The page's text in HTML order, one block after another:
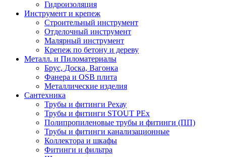
Гидроизоляция
Инструмент и крепеж
Строительный инструмент
Отделочный инструмент
Малярный инструмент
Крепеж по бетону и дереву
Металл. и Пиломатериалы
Брус, Доска, Вагонка
Фанера и OSB плита
Металлические изделия
Сантехника
Трубы и фитинги Рехау
Трубы и фитинги STOUT PEx
Полипропиленовые трубы и фитинги (ПП)
Трубы и фитинги канализационные
Коллектора и шкафы
Фитинги и фильтра